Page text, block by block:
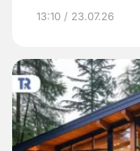
13:10 / 23.07.26